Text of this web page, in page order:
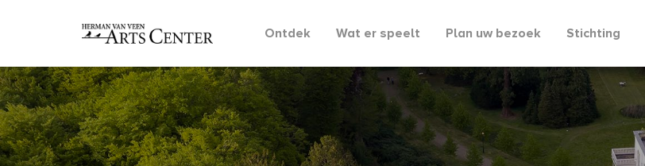
Ontdek Wat er speelt Plan uw bezoek Stichting